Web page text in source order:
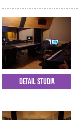
Detail studia